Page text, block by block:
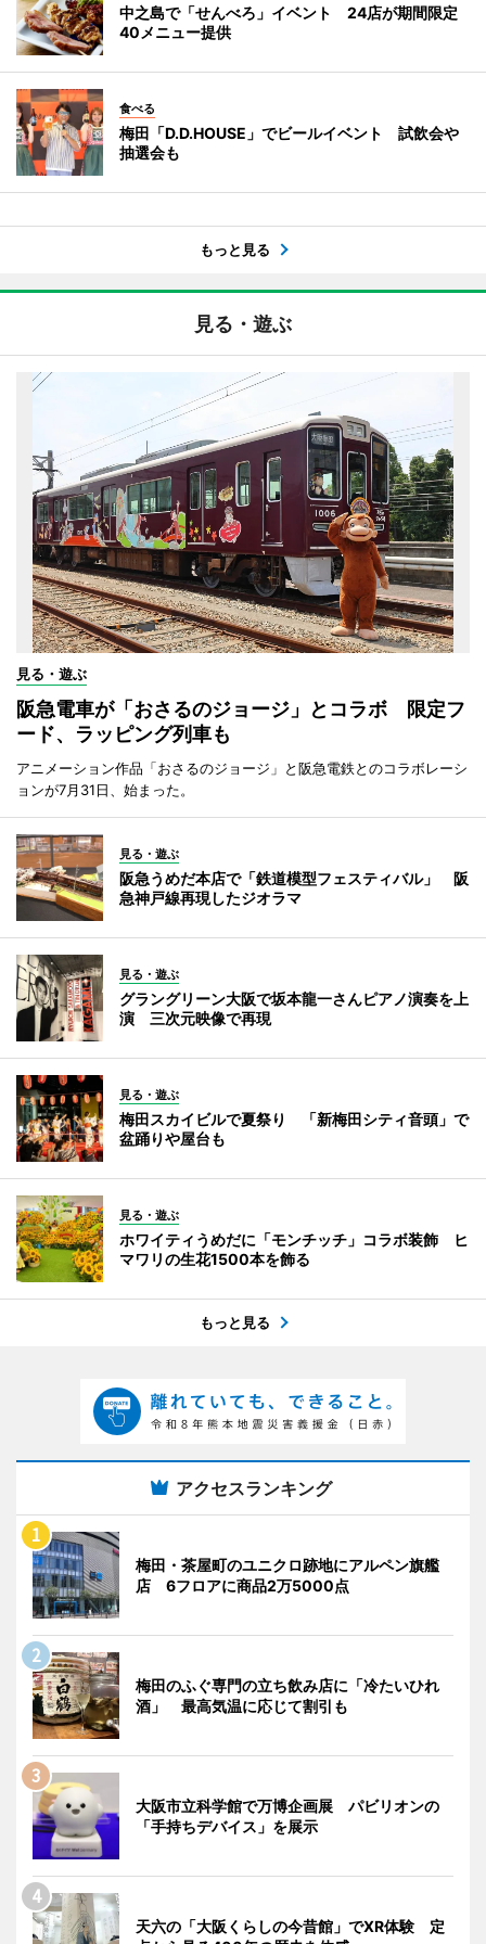
中之島で「せんべろ」イベント 24店が期間限定
40メニュー提供
食べる
梅田「D.D.HOUSE」でビールイベント 試飲会や
抽選会も
もっと見る
見る・遊ぶ
見る・遊ぶ
阪急電車が「おさるのジョージ」とコラボ 限定フ
ード、ラッピング列車も
アニメーション作品「おさるのジョージ」と阪急電鉄とのコラボレーシ
ョンが7月31日、始まった。
見る・遊ぶ
阪急うめだ本店で「鉄道模型フェスティバル」 阪
急神戸線再現したジオラマ
見る・遊ぶ
グラングリーン大阪で坂本龍一さんピアノ演奏を上
演 三次元映像で再現
見る・遊ぶ
梅田スカイビルで夏祭り 「新梅田シティ音頭」で
盆踊りや屋台も
見る・遊ぶ
ホワイティうめだに「モンチッチ」コラボ装飾 ヒ
マワリの生花1500本を飾る
もっと見る
アクセスランキング
梅田・茶屋町のユニクロ跡地にアルペン旗艦
店 6フロアに商品2万5000点
梅田のふぐ専門の立ち飲み店に「冷たいひれ
酒」 最高気温に応じて割引も
大阪市立科学館で万博企画展 パビリオンの
「手持ちデバイス」を展示
天六の「大阪くらしの今昔館」でXR体験 定